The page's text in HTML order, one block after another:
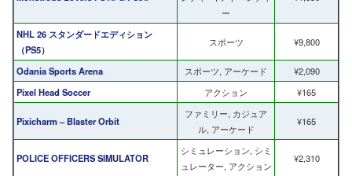
ー
NHL 26 スタンダードエディション
（PS5）
スポーツ ¥9,800
Odania Sports Arena スポーツ, アーケード
¥2,090
Pixel Head Soccer
アクション ¥165
Pixicharm – Blaster Orbit
ファミリー, カジュア
ル, アーケード
¥165
POLICE OFFICERS SIMULATOR
シミュレーション, シミ
ュレーター, アクション
¥2,310